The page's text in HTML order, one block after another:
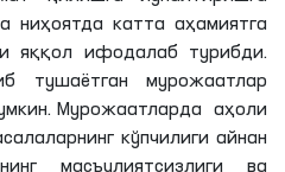
ниҳоятда катта аҳамиятга
яққол ифодалаб турибди.
тушаётган мурожаатлар
Мурожаатларда аҳоли
кўпчилиги айнан
масъулиятсизлиги ва